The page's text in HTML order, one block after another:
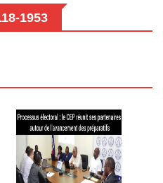
1953